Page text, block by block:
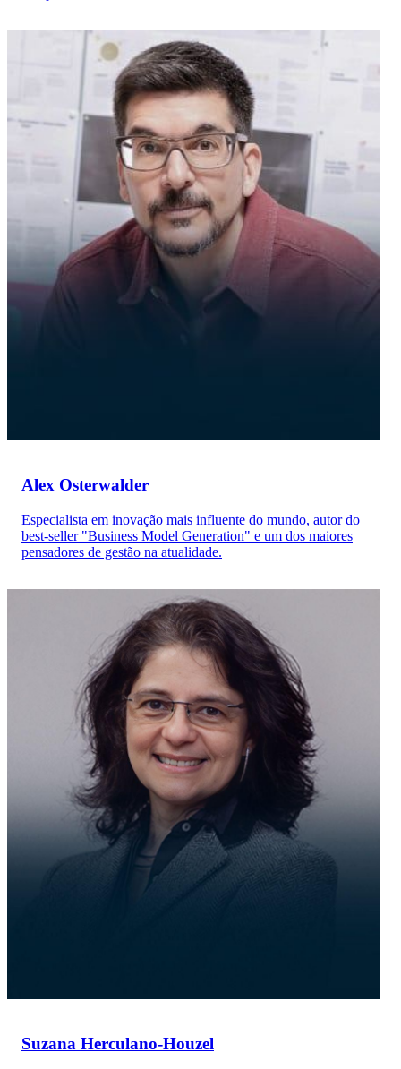
Alex Osterwalder
Especialista em inovação mais influente do mundo, autor do
best-seller "Business Model Generation" e um dos maiores
pensadores de gestão na atualidade.
Suzana Herculano-Houzel